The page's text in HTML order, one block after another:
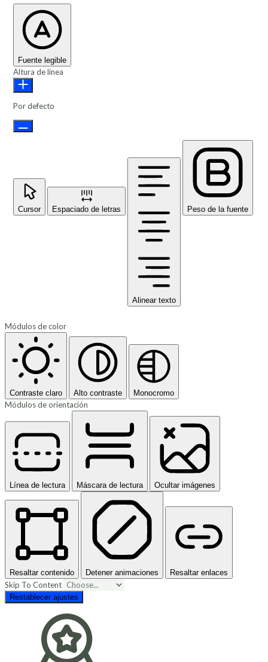
Fuente legible
Altura de línea
Por defecto
Cursor Espaciado de letras
Alinear texto
Peso de la fuente
Módulos de color
Contraste claro Alto contraste Monocromo
Módulos de orientación
Línea de lectura Máscara de lectura Ocultar imágenes
Resaltar contenido Detener animaciones Resaltar enlaces
Skip To Content
Restablecer ajustes